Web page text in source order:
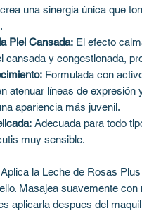
una sinergia única que
Piel Cansada: El efecto
cansada y congestionada,
Formulada con
atenuar líneas de expresión
apariencia más juvenil.
Adecuada para todo
muy sensible.
la Leche de Rosas
Masajea suavemente
aplicarla despues del